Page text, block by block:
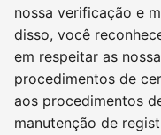
nossa verificação e
disso, você
em respeitar as
procedimentos de
aos procedimentos
manutenção de